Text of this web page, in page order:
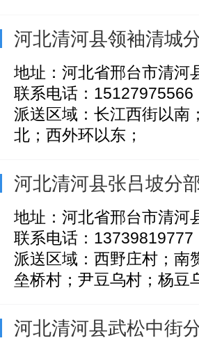
河北清河县领袖清城
地址：河北省邢台市清河
联系电话：15127975566
派送区域：长江西街以南
北；西外环以东；
河北清河县张吕坡分
地址：河北省邢台市清河
联系电话：13739819777
派送区域：西野庄村；南
垒桥村；尹豆乌村；杨豆
河北清河县武松中街